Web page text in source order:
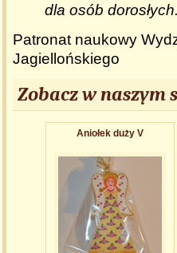
dla osób dorosłych.
Patronat naukowy
Jagiellońskiego
Zobacz w naszym
Aniołek duży V